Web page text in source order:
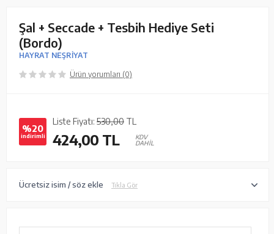
Şal + Seccade + Tesbih Hediye Seti
(Bordo)
HAYRAT NEŞRİYAT
Ürün yorumları (0)
%20
indirimli
Liste Fiyatı: 530,00 TL
424,00 TL
KDV
DAHİL
Ücretsiz isim / söz ekle Tıkla Gör